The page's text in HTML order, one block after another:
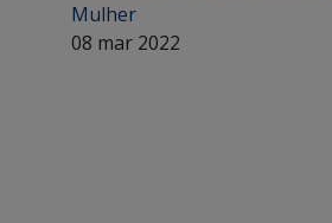
Mulher
08 mar 2022